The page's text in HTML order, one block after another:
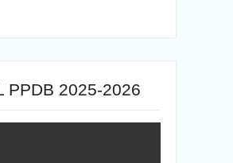
PPDB 2025-2026